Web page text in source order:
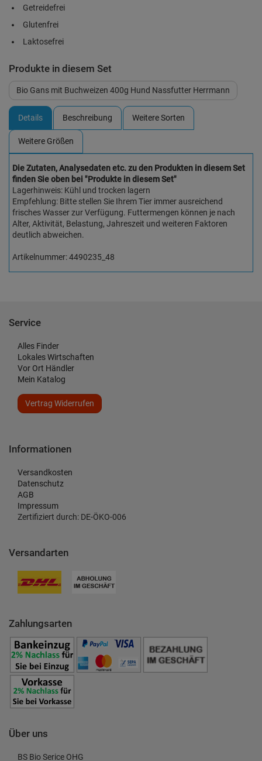
Getreidefrei
Glutenfrei
Laktosefrei
Produkte in diesem Set
Bio Gans mit Buchweizen 400g Hund Nassfutter Herrmann
Details Beschreibung Weitere Sorten
Weitere Größen
Die Zutaten, Analysedaten etc. zu den Produkten in diesem Set
finden Sie oben bei "Produkte in diesem Set"
Lagerhinweis: Kühl und trocken lagern
Empfehlung: Bitte stellen Sie Ihrem Tier immer ausreichend
frisches Wasser zur Verfügung. Futtermengen können je nach
Alter, Aktivität, Belastung, Jahreszeit und weiteren Faktoren
deutlich abweichen.
Artikelnummer: 4490235_48
Service
Alles Finder
Lokales Wirtschaften
Vor Ort Händler
Mein Katalog
Vertrag Widerrufen
Informationen
Versandkosten
Datenschutz
AGB
Impressum
Zertifiziert durch: DE-ÖKO-006
Versandarten
Zahlungsarten
Über uns
BS Bio Serice OHG